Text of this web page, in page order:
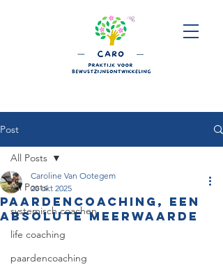
Post
All Posts
systemisch coachen
life coaching
paardencoaching
All Posts
Paardencoaching, een
absolute meerwaarde
Caroline Van Ootegem
20 okt 2025